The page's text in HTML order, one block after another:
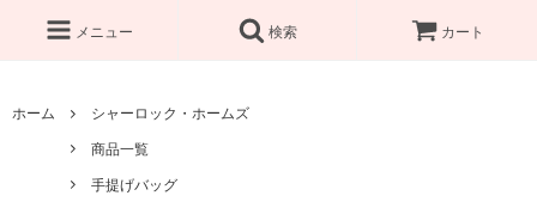
メニュー 検索 カート
ホーム
シャーロック・ホームズ
商品一覧
手提げバッグ